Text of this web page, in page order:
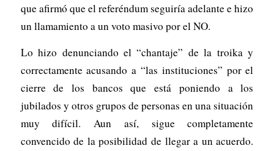
que afirmó que el referéndum seguiría adelante e hizo
un llamamiento a un voto masivo por el NO.
Lo hizo denunciando el “chantaje” de la troika y
correctamente acusando a “las instituciones” por el
cierre de los bancos que está poniendo a los
jubilados y otros grupos de personas en una situación
muy difícil. Aun así, sigue completamente
convencido de la posibilidad de llegar a un acuerdo.